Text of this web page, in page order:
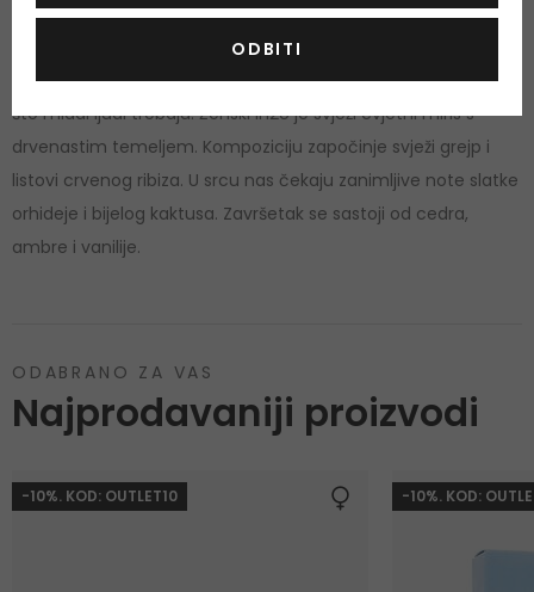
otkrivati tajne svijeta. Mladenački i seksi miris In2U zatvoren je
u jednostavnu i atraktivnu bočicu minimalističkog urbanog
dizajna. Pomoću mirisaIn2U Calvin Kleindemonstrira da zna
što mladi ljudi trebaju. Ženski In2U je svježi cvjetni miris s
drvenastim temeljem. Kompoziciju započinje svježi grejp i
listovi crvenog ribiza. U srcu nas čekaju zanimljive note slatke
orhideje i bijelog kaktusa. Završetak se sastoji od cedra,
ambre i vanilije.
ODABRANO ZA VAS
Najprodavaniji proizvodi
-10%. KOD: OUTLET10 -10%. KOD:
ODBITI